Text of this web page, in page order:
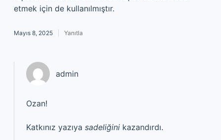
etmek için de kullanılmıştır.
Mayıs 8, 2025 Yanıtla
admin
Ozan!
Katkınız yazıya sadeliğini kazandırdı.